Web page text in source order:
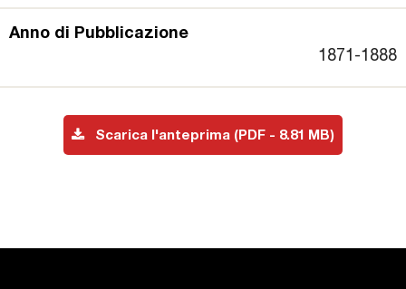
Anno di Pubblicazione
1871-1888
Scarica l'anteprima (PDF - 8.81 MB)